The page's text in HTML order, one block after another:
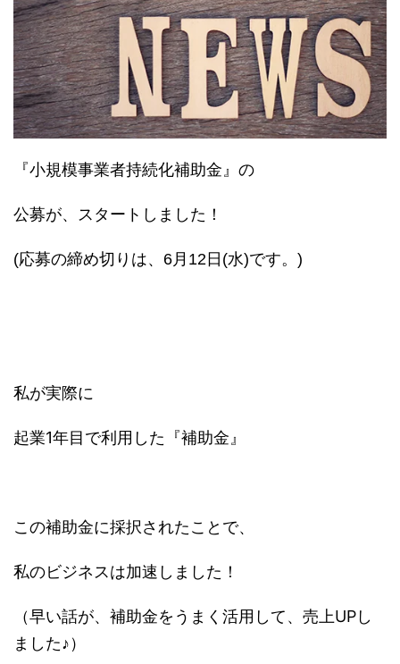
『小規模事業者持続化補助金』の
公募が、スタートしました！
(応募の締め切りは、6月12日(水)です。)
私が実際に
起業1年目で利用した『補助金』
この補助金に採択されたことで、
私のビジネスは加速しました！
（早い話が、補助金をうまく活用して、売上UPし
ました♪）